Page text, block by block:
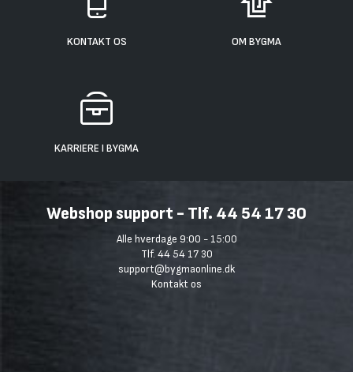
KONTAKT OS OM BYGMA
KARRIERE I BYGMA
Webshop support - Tlf. 44 54 17 30
Alle hverdage 9:00 - 15:00
Tlf. 44 54 17 30
support@bygmaonline.dk
Kontakt os